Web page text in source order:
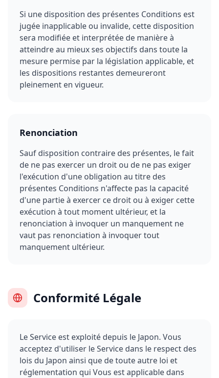
Si une disposition des présentes Conditions est
jugée inapplicable ou invalide, cette disposition
sera modifiée et interprétée de manière à
atteindre au mieux ses objectifs dans toute la
mesure permise par la législation applicable, et
les dispositions restantes demeureront
pleinement en vigueur.
Renonciation
Sauf disposition contraire des présentes, le fait
de ne pas exercer un droit ou de ne pas exiger
l'exécution d'une obligation au titre des
présentes Conditions n'affecte pas la capacité
d'une partie à exercer ce droit ou à exiger cette
exécution à tout moment ultérieur, et la
renonciation à invoquer un manquement ne
vaut pas renonciation à invoquer tout
manquement ultérieur.
Conformité Légale
Le Service est exploité depuis le Japon. Vous
acceptez d'utiliser le Service dans le respect des
lois du Japon ainsi que de toute autre loi et
réglementation qui Vous est applicable dans